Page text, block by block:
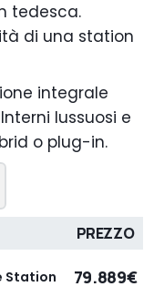
tedesca.
di una station
integrale
lussuosi e
o plug-in.
PREZZO
Station
79.889€